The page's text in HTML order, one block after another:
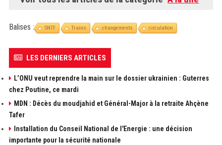
Balises : SNTF Trains changements circulation
LES DERNIERS ARTICLES
L’ONU veut reprendre la main sur le dossier ukrainien : Guterres
chez Poutine, ce mardi
MDN : Décès du moudjahid et Général-Major à la retraite Ahçène
Tafer
Installation du Conseil National de l'Energie : une décision
importante pour la sécurité nationale